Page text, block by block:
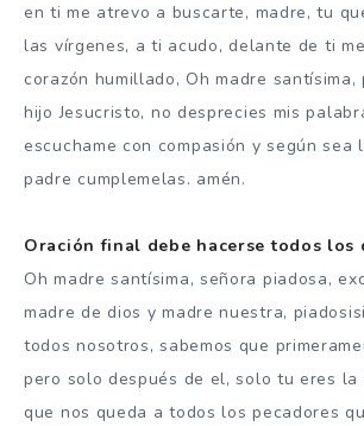
en ti me atrevo a buscarte, madre, tu
las vírgenes, a ti acudo, delante de ti
corazón humillado, Oh madre
hijo Jesucristo, no desprecies mis
escuchame con compasión y según
padre cumplemelas. amén.
Oración final debe hacerse todos los
Oh madre santísima, señora piadosa,
madre de dios y madre nuestra,
todos nosotros, sabemos que
pero solo después de el, solo tu eres la
que nos queda a todos los pecadores